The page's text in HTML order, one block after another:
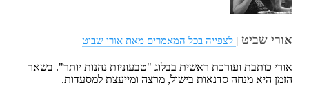
אורי שביט | לצפייה בכל המאמרים מאת אורי שביט
אורי כותבת ועורכת ראשית בבלוג "טבעוניות נהנות יותר". בשאר
הזמן היא מנחה סדנאות בישול, מרצה ומייעצת למסעדות.